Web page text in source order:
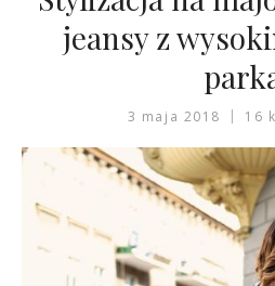
jeansy z
3 maja 2018 16